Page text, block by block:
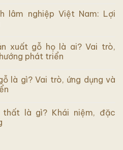
lâm nghiệp Việt Nam: Lợi
xuất gỗ họ là ai? Vai trò,
phát triển
là gì? Vai trò, ứng dụng và
thất là gì? Khái niệm, đặc